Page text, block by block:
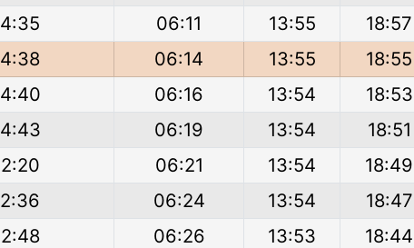
06:11 13:55 18:57
06:14 13:55 18:55
06:16 13:54 18:53
06:19 13:54 18:51
06:21 13:54 18:49
06:24 13:54 18:47
06:26 13:53 18:44